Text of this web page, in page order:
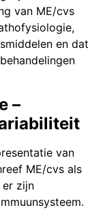
van ME/cvs
en dat
–
van
ME/cvs als
er zijn